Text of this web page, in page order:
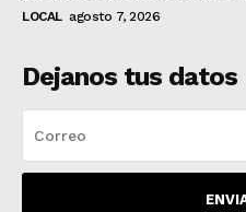
LOCAL agosto 7, 2026
Dejanos tus datos